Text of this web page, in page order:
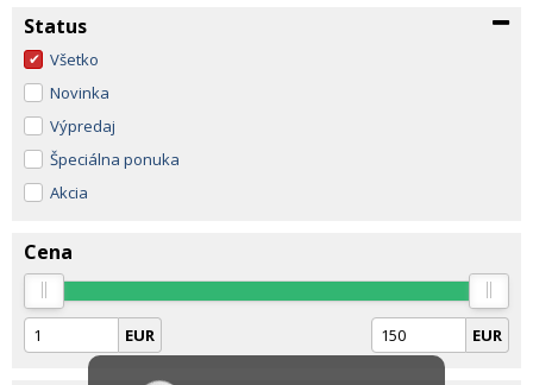
Status
Všetko
Novinka
Výpredaj
Špeciálna ponuka
Akcia
Cena
EUR EUR